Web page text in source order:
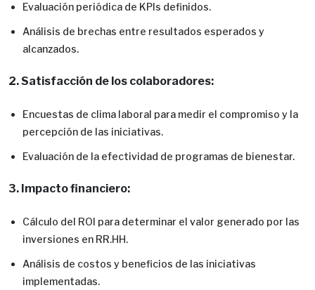
Evaluación periódica de KPIs definidos.
Análisis de brechas entre resultados esperados y
alcanzados.
2. Satisfacción de los colaboradores:
Encuestas de clima laboral para medir el compromiso y la
percepción de las iniciativas.
Evaluación de la efectividad de programas de bienestar.
3. Impacto financiero:
Cálculo del ROI para determinar el valor generado por las
inversiones en RR.HH.
Análisis de costos y beneficios de las iniciativas
implementadas.